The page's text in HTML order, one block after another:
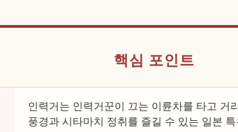
핵심 포인트
인력거는 인력거꾼이 끄는 이륜차를 타고 거
풍경과 시타마치 정취를 즐길 수 있는 일본